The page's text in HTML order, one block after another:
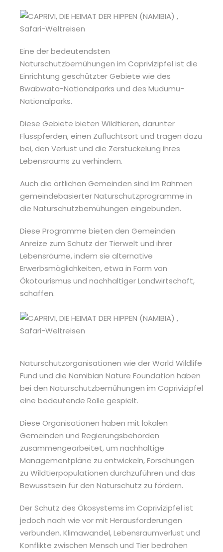
Eine der bedeutendsten
Naturschutzbemühungen im Caprivizipfel ist die
Einrichtung geschützter Gebiete wie des
Bwabwata-Nationalparks und des Mudumu-
Nationalparks.
Diese Gebiete bieten Wildtieren, darunter
Flusspferden, einen Zufluchtsort und tragen dazu
bei, den Verlust und die Zerstückelung ihres
Lebensraums zu verhindern.
Auch die örtlichen Gemeinden sind im Rahmen
gemeindebasierter Naturschutzprogramme in
die Naturschutzbemühungen eingebunden.
Diese Programme bieten den Gemeinden
Anreize zum Schutz der Tierwelt und ihrer
Lebensräume, indem sie alternative
Erwerbsmöglichkeiten, etwa in Form von
Ökotourismus und nachhaltiger Landwirtschaft,
schaffen.
Naturschutzorganisationen wie der World Wildlife
Fund und die Namibian Nature Foundation haben
bei den Naturschutzbemühungen im Caprivizipfel
eine bedeutende Rolle gespielt.
Diese Organisationen haben mit lokalen
Gemeinden und Regierungsbehörden
zusammengearbeitet, um nachhaltige
Managementpläne zu entwickeln, Forschungen
zu Wildtierpopulationen durchzuführen und das
Bewusstsein für den Naturschutz zu fördern.
Der Schutz des Ökosystems im Caprivizipfel ist
jedoch nach wie vor mit Herausforderungen
verbunden. Klimawandel, Lebensraumverlust und
Konflikte zwischen Mensch und Tier bedrohen